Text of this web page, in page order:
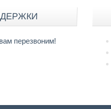
перезвоним!